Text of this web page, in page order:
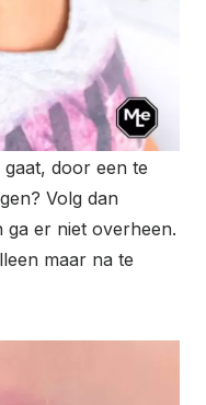
door een te
Volg dan
ga er niet overheen.
maar na te